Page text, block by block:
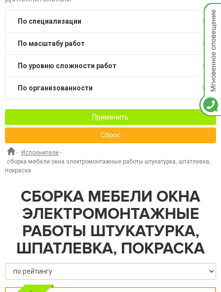
по специализации
по масштабу работ
по уровню сложности работ
по организованности
Применить
Сброс
- Исполнители -
сборка мебели окна электромонтажные работы штукатурка, шпатлевка,
покраска
СБОРКА МЕБЕЛИ ОКНА
ЭЛЕКТРОМОНТАЖНЫЕ
РАБОТЫ ШТУКАТУРКА,
ШПАТЛЕВКА, ПОКРАСКА